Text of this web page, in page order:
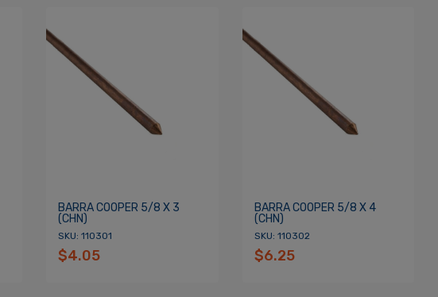
BARRA COOPER 5/8 X 3
(CHN)
SKU: 110301
$4.05
BARRA COOPER 5/8 X 4
(CHN)
SKU: 110302
$6.25